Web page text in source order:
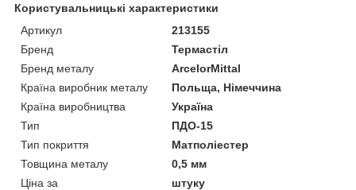
Користувальницькі характеристики
Артикул
213155
Бренд
Термастіл
Бренд металу
ArcelorMittal
Країна виробник металу
Польща, Німеччина
Країна виробництва
Україна
Тип
ПДО-15
Тип покриття
Матполіестер
Товщина металу
0,5 мм
Ціна за
штуку